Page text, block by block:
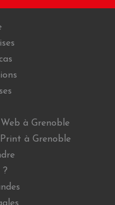
à Grenoble
à Grenoble
?